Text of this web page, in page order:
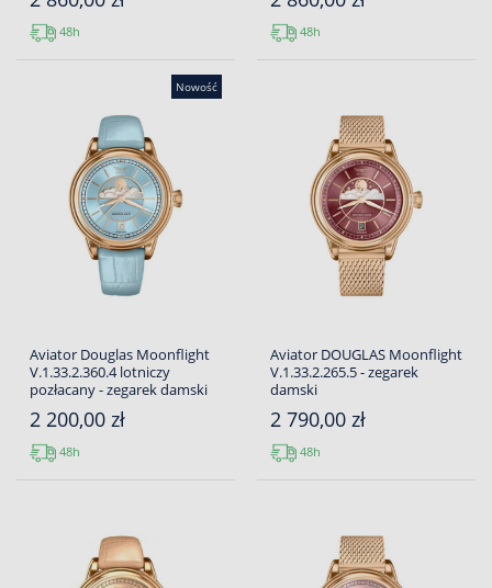
48h 48h
Nowość
Aviator Douglas Moonflight
V.1.33.2.360.4 lotniczy
pozłacany - zegarek damski
2 200,00 zł
48h
Aviator DOUGLAS Moonflight
V.1.33.2.265.5 - zegarek
damski
2 790,00 zł
48h